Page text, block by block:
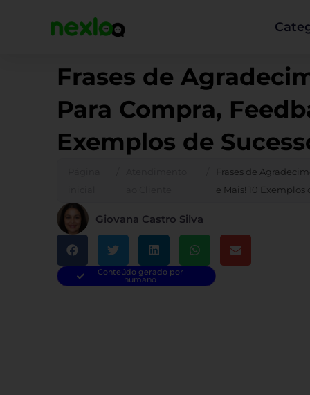
Frases de
Para Compra,
Exemplos de
Frases de
e Mais! 10 Exemplos
Giovana Castro Silva
Conteúdo gerado por
humano